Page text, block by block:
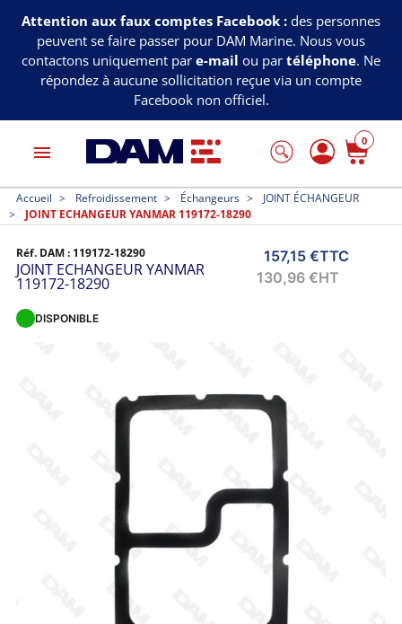
Attention aux faux comptes Facebook : des personnes
peuvent se faire passer pour DAM Marine. Nous vous
contactons uniquement par e-mail ou par téléphone. Ne
répondez à aucune sollicitation reçue via un compte
Facebook non officiel.
menu
0
Accueil Refroidissement Échangeurs
JOINT ÉCHANGEUR
JOINT ECHANGEUR YANMAR 119172-18290
Réf. DAM : 119172-18290
JOINT ECHANGEUR YANMAR
119172-18290
157,15 €TTC
130,96 €HT
DISPONIBLE